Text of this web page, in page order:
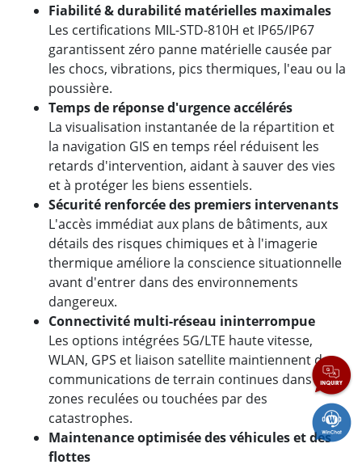
Fiabilité & durabilité matérielles maximales
Les certifications MIL-STD-810H et IP65/IP67
garantissent zéro panne matérielle causée par
les chocs, vibrations, pics thermiques, l'eau ou la
poussière.
Temps de réponse d'urgence accélérés
La visualisation instantanée de la répartition et
la navigation GIS en temps réel réduisent les
retards d'intervention, aidant à sauver des vies
et à protéger les biens essentiels.
Sécurité renforcée des premiers intervenants
L'accès immédiat aux plans de bâtiments, aux
détails des risques chimiques et à l'imagerie
thermique améliore la conscience situationnelle
avant d'entrer dans des environnements
dangereux.
Connectivité multi-réseau ininterrompue
Les options intégrées 5G/LTE haute vitesse,
WLAN, GPS et liaison satellite maintiennent des
communications de terrain continues dans les
zones reculées ou touchées par des
catastrophes.
Maintenance optimisée des véhicules et des
flottes